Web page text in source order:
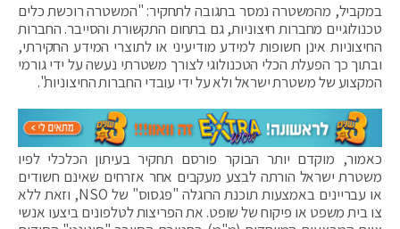
במקביל, מהמשטרה נמסר בתגובה לתחקיר: "המשטרה רוכשת כלים
טכנולוגיים מחברות חיצוניות, גם בתחום התקשורת והסייבר. החברות
החיצוניות אינן חשופות למידע מודיעיני או לתוצרי המידע החקירתי,
ובתוך כך הפעלת הכלי הטכנולוגי לצורך משטרתי נעשה על ידי גורמי
המקצוע של משטרת ישראל ולא על ידי עובדי החברות החיצוניות".
כאמור, מוקדם יותר הבוקר פורסם תחקיר בעיתון הכלכלי לפיו
משטרת ישראל הורתה לבצע מעקבים אחר אזרחים שאינם חשודים
או עבריינים באמצעות תוכנת הרוגלה "פגסוס" של NSO, וזאת ללא
צו בית משפט או פיקוח של שופט. את הפריצות לטלפונים ביצעו אנשי